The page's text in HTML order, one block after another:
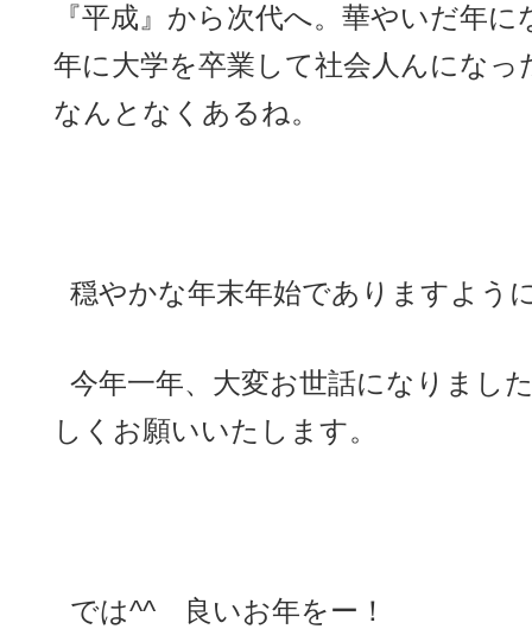
『平成』から次代へ。華やいだ年
年に大学を卒業して社会人んにな
なんとなくあるね。
穏やかな年末年始でありますよう
今年一年、大変お世話になりまし
しくお願いいたします。
では^^ 良いお年をー！